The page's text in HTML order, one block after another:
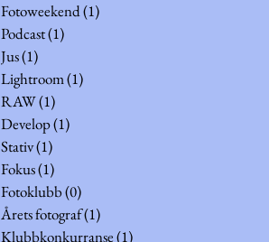
Fotoweekend(1)
Podcast(1)
Jus(1)
Lightroom(1)
RAW(1)
Develop(1)
Stativ(1)
Fokus(1)
Fotoklubb(0)
Årets fotograf(1)
Klubbkonkurranse(1)